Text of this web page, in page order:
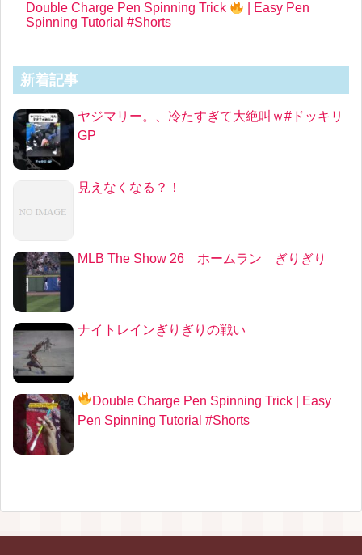
Double Charge Pen Spinning Trick
| Easy Pen
Spinning Tutorial #Shorts
新着記事
ヤジマリー。、冷たすぎて大絶叫ｗ#ドッキリ
GP
見えなくなる？！
MLB The Show 26 ホームラン ぎりぎり
ナイトレインぎりぎりの戦い
Double Charge Pen Spinning Trick
| Easy
Pen Spinning Tutorial #Shorts